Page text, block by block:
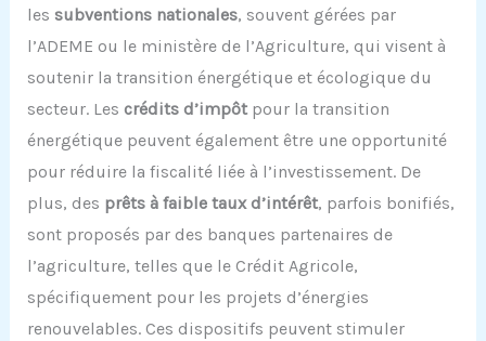
les subventions nationales, souvent gérées par
l’ADEME ou le ministère de l’Agriculture, qui visent à
soutenir la transition énergétique et écologique du
secteur. Les crédits d’impôtpour la transition
énergétique peuvent également être une opportunité
pour réduire la fiscalité liée à l’investissement. De
plus, des prêts à faible taux d’intérêt, parfois bonifiés,
sont proposés par des banques partenaires de
l’agriculture, telles que le Crédit Agricole,
spécifiquement pour les projets d’énergies
renouvelables. Ces dispositifs peuvent stimuler